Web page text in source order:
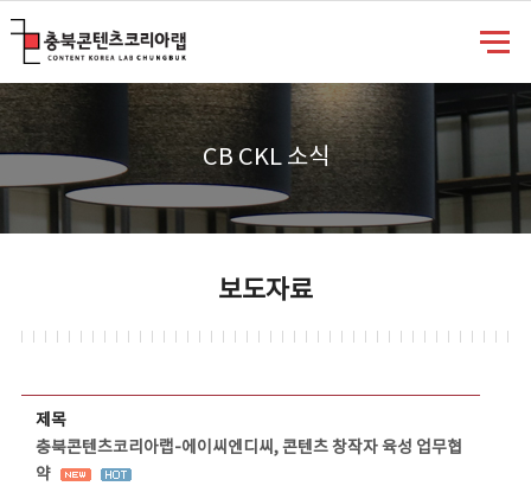
CB CKL 소식
보도자료
제목
충북콘텐츠코리아랩-에이씨엔디씨, 콘텐츠 창작자 육성 업무협
약